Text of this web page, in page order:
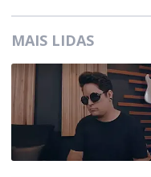
MAIS LIDAS